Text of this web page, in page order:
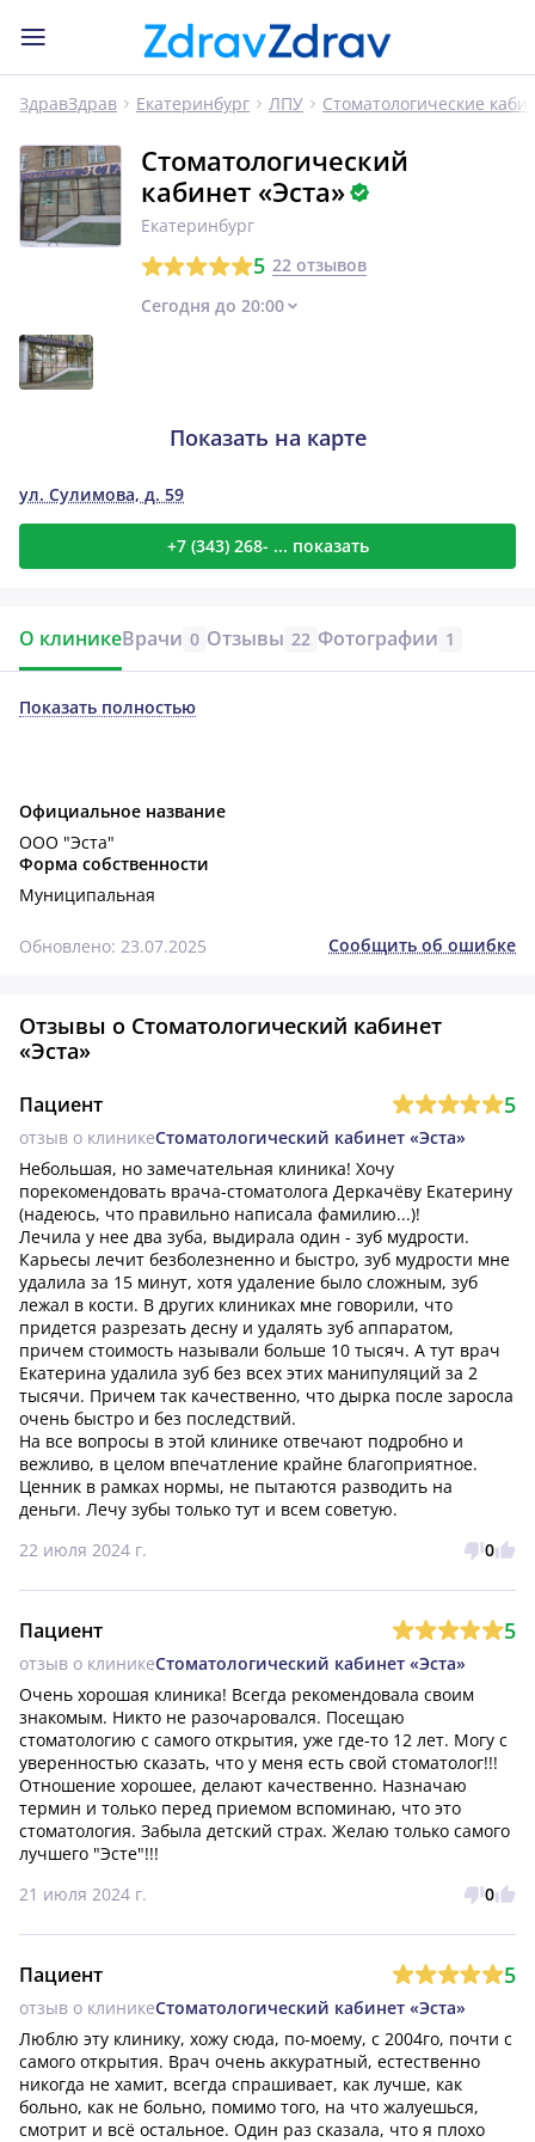
ЗдравЗдрав Екатеринбург ЛПУ Стоматологические
Стоматологический
кабинет «Эста»
Екатеринбург
5 22 отзывов
Сегодня до 20:00
ул. Сулимова, д. 59
+7 (343) 268- ... показать
Показать на карте
О клиникеВрачи 0 Отзывы 22 Фотографии 1
Показать полностью
Официальное название
ООО "Эста"
Форма собственности
Муниципальная
Обновлено: 23.07.2025 Сообщить об ошибке
Отзывы о Стоматологический кабинет
«Эста»
5
Пациент
отзыв о клиникеСтоматологический кабинет «Эста»
Небольшая, но замечательная клиника! Хочу
порекомендовать врача-стоматолога Деркачёву Екатерину
(надеюсь, что правильно написала фамилию...)!
Лечила у нее два зуба, выдирала один - зуб мудрости.
Карьесы лечит безболезненно и быстро, зуб мудрости мне
удалила за 15 минут, хотя удаление было сложным, зуб
лежал в кости. В других клиниках мне говорили, что
придется разрезать десну и удалять зуб аппаратом,
причем стоимость называли больше 10 тысяч. А тут врач
Екатерина удалила зуб без всех этих манипуляций за 2
тысячи. Причем так качественно, что дырка после заросла
очень быстро и без последствий.
На все вопросы в этой клинике отвечают подробно и
вежливо, в целом впечатление крайне благоприятное.
Ценник в рамках нормы, не пытаются разводить на
деньги. Лечу зубы только тут и всем советую.
22 июля 2024 г.
0
5
Пациент
отзыв о клиникеСтоматологический кабинет «Эста»
Очень хорошая клиника! Всегда рекомендовала своим
знакомым. Никто не разочаровался. Посещаю
стоматологию с самого открытия, уже где-то 12 лет. Могу с
уверенностью сказать, что у меня есть свой стоматолог!!!
Отношение хорошее, делают качественно. Назначаю
термин и только перед приемом вспоминаю, что это
стоматология. Забыла детский страх. Желаю только самого
лучшего "Эсте"!!!
21 июля 2024 г.
0
5
Пациент
отзыв о клиникеСтоматологический кабинет «Эста»
Люблю эту клинику, хожу сюда, по-моему, с 2004го, почти с
самого открытия. Врач очень аккуратный, естественно
никогда не хамит, всегда спрашивает, как лучше, как
больно, как не больно, помимо того, на что жалуешься,
смотрит и всё остальное. Один раз сказала, что я плохо